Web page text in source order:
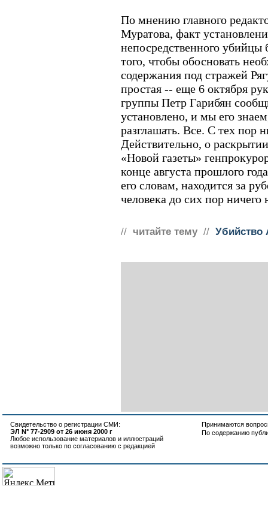
По мнению главного
Муратова, факт
непосредственного убийцы
того, чтобы обосновать
содержания под стражей
простая -- еще 6 октября
группы Петр Гарибян
установлено, и мы его
разглашать. Все. С тех пор
Действительно, о
«Новой газеты»
конце августа прошлого
его словам, находится за
человека до сих пор ничего
// читайте тему // Убийство
Свидетельство о регистрации СМИ:
ЭЛ N° 77-2909 от 26 июня 2000 г
Любое использование материалов и иллюстраций
возможно только по согласованию с редакцией
Принимаются
По содержанию